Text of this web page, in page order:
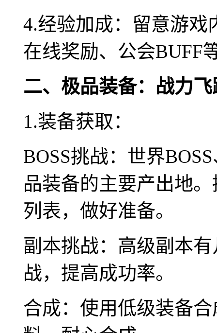
4.经验加成：留意游戏
在线奖励、公会BUFF
二、极品装备：战力
1.装备获取：
BOSS挑战：世界
品装备的主要产出地
列表，做好准备。
副本挑战：高级副本
战，提高成功率。
合成：使用低级装备